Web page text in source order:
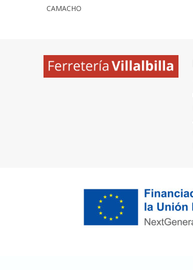
CAMACHO